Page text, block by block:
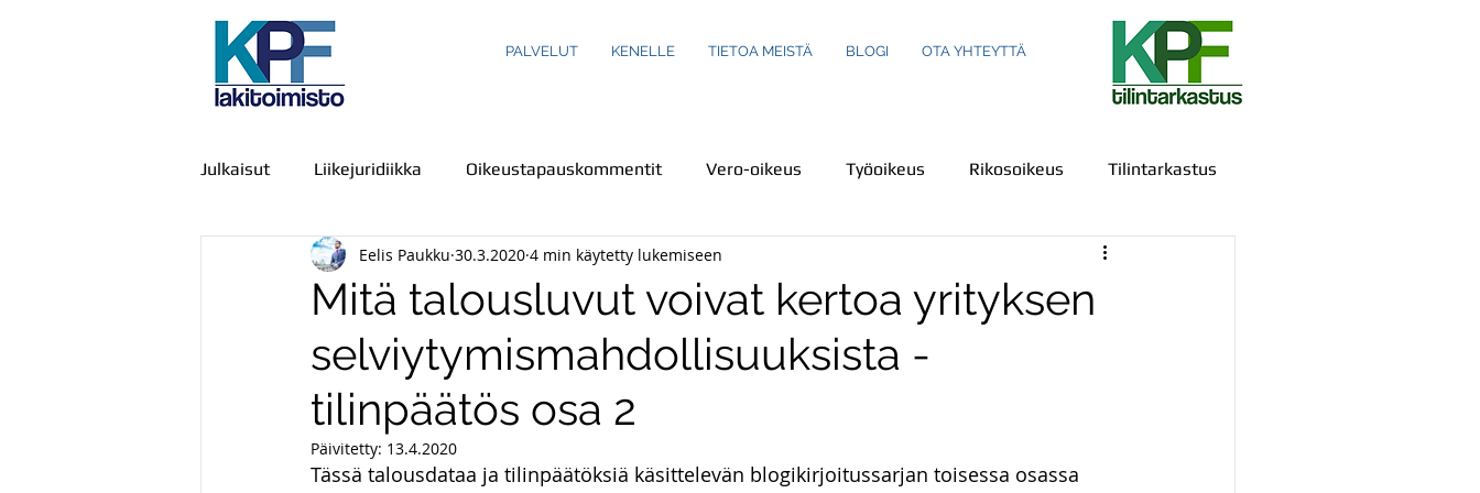
PALVELUT KENELLE TIETOA MEISTÄ BLOGI OTA YHTEYTTÄ
Julkaisut Liikejuridiikka Oikeustapauskommentit Vero-oikeus Työoikeus Rikosoikeus Tilintarkastus
Julkiset hankinnat IT-oikeus Turva-ala Ympäristöoikeus
Kamppailu, väkivalta ja voimakeinot Perheoikeus Teemakirjoituksia
Urheiluoikeus Rikoslaki
Mitä talousluvut voivat kertoa yrityksen
selviytymismahdollisuuksista -
tilinpäätös osa 2
Eelis Paukku 30.3.2020 4 min käytetty lukemiseen
Päivitetty: 13.4.2020
Tässä talousdataa ja tilinpäätöksiä käsittelevän blogikirjoitussarjan toisessa osassa